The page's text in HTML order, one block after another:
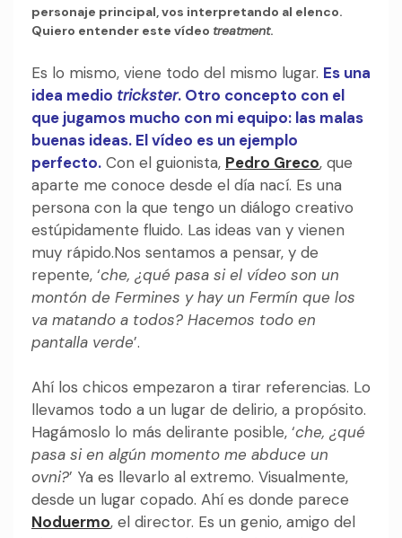
personaje principal, vos interpretando al elenco.
Quiero entender este vídeo treatment.
Es lo mismo, viene todo del mismo lugar. Es una
idea medio trickster. Otro concepto con el
que jugamos mucho con mi equipo: las malas
buenas ideas. El vídeo es un ejemplo
perfecto. Con el guionista, Pedro Greco, que
aparte me conoce desde el día nací. Es una
persona con la que tengo un diálogo creativo
estúpidamente fluido. Las ideas van y vienen
muy rápido.Nos sentamos a pensar, y de
repente, ‘che, ¿qué pasa si el vídeo son un
montón de Fermines y hay un Fermín que los
va matando a todos? Hacemos todo en
pantalla verde’.
Ahí los chicos empezaron a tirar referencias. Lo
llevamos todo a un lugar de delirio, a propósito.
Hagámoslo lo más delirante posible, ‘che, ¿qué
pasa si en algún momento me abduce un
ovni?’ Ya es llevarlo al extremo. Visualmente,
desde un lugar copado. Ahí es donde parece
Noduermo, el director. Es un genio, amigo del